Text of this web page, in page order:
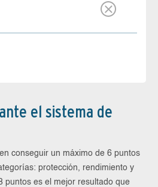
el sistema de
conseguir un máximo de 6 puntos
protección, rendimiento y
puntos es el mejor resultado que